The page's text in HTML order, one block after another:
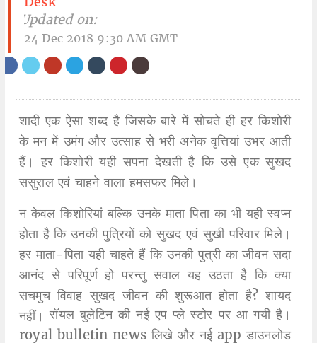
| Updated on:
24 Dec 2018 9:30 AM GMT
शादी एक ऐसा शब्द है जिसके बारे में सोचते ही हर किशोरी
के मन में उमंग और उत्साह से भरी अनेक वृत्तियां उभर आती
हैं। हर किशोरी यही सपना देखती है कि उसे एक सुखद
ससुराल एवं चाहने वाला हमसफर मिले।
न केवल किशोरियां बल्कि उनके माता पिता का भी यही स्वप्न
होता है कि उनकी पुत्रियों को सुखद एवं सुखी परिवार मिले।
हर माता-पिता यही चाहते हैं कि उनकी पुत्री का जीवन सदा
आनंद से परिपूर्ण हो परन्तु सवाल यह उठता है कि क्या
सचमुच विवाह सुखद जीवन की शुरूआत होता है? शायद
नहीं।रॉयल बुलेटिन की नई एप प्ले स्टोर पर आ गयी है।
royal bulletin news लिखे और नई app डाउनलोड